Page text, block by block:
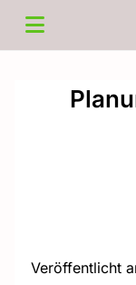
Veröffentlicht